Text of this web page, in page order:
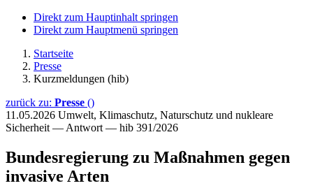
Direkt zum Hauptinhalt springen
Direkt zum Hauptmenü springen
Startseite
Presse
Kurzmeldungen (hib)
zurück zu: Presse ()
11.05.2026 Umwelt, Klimaschutz, Naturschutz und nukleare
Sicherheit — Antwort — hib 391/2026
Bundesregierung zu Maßnahmen gegen
invasive Arten